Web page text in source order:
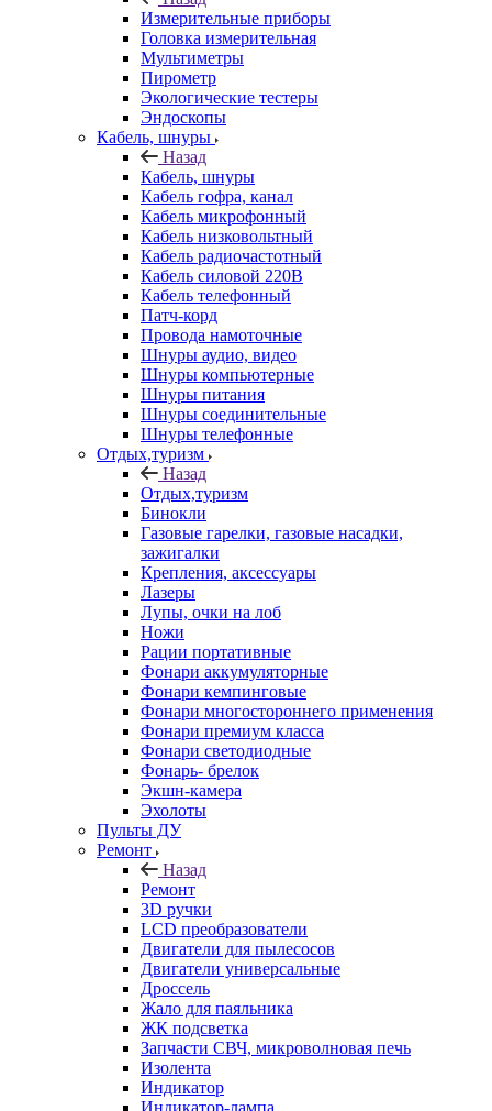
Измерительные приборы
Головка измерительная
Мультиметры
Пирометр
Экологические тестеры
Эндоскопы
Кабель, шнуры
Назад
Кабель, шнуры
Кабель гофра, канал
Кабель микрофонный
Кабель низковольтный
Кабель радиочастотный
Кабель силовой 220В
Кабель телефонный
Патч-корд
Провода намоточные
Шнуры аудио, видео
Шнуры компьютерные
Шнуры питания
Шнуры соединительные
Шнуры телефонные
Отдых,туризм
Назад
Отдых,туризм
Бинокли
Газовые гарелки, газовые насадки,
зажигалки
Крепления, аксессуары
Лазеры
Лупы, очки на лоб
Ножи
Рации портативные
Фонари аккумуляторные
Фонари кемпинговые
Фонари многостороннего применения
Фонари премиум класса
Фонари светодиодные
Фонарь- брелок
Экшн-камера
Эхолоты
Пульты ДУ
Ремонт
Назад
Ремонт
3D ручки
LCD преобразователи
Двигатели для пылесосов
Двигатели универсальные
Дроссель
Жало для паяльника
ЖК подсветка
Запчасти СВЧ, микроволновая печь
Изолента
Индикатор
Индикатор-лампа